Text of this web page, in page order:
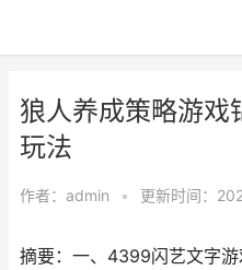
狼人养成策略游戏
玩法
作者： admin • 更新时间：
摘要：一、4399闪艺文字游